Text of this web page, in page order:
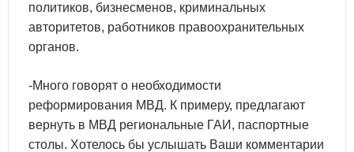
политиков, бизнесменов, криминальных
авторитетов, работников правоохранительных
органов.
-Много говорят о необходимости
реформирования МВД. К примеру, предлагают
вернуть в МВД региональные ГАИ, паспортные
столы. Хотелось бы услышать Ваши комментарии